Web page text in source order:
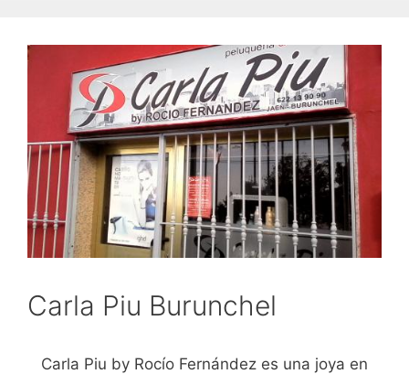
Carla Piu Burunchel
Carla Piu by Rocío Fernández es una joya en